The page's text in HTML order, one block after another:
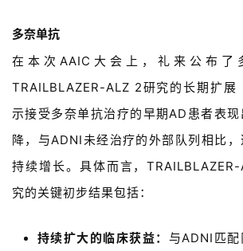
多奈单抗
在本次AAIC大会上，礼来公布了
TRAILBLAZER-ALZ 2研究的长期扩展
示接受多奈单抗治疗的早期AD患者表
降，与ADNI未经治疗的外部队列相比
持续增长。具体而言，
究的关键初步结果包括：
持续扩大的临床获益： 与ADNI匹